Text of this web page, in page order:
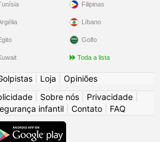
Filipinas
Líbano
Golfo
Toda a lista
Loja
Opiniões
Sobre nós Privacidade
infantil Contato FAQ